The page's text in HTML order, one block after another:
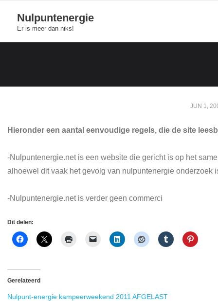
content
Nulpuntenergie
Er is meer dan niks!
JUN 1,
Hieronder een aantal eenvoudige regels, die de site
-Nulpuntenergie.net is een website die gericht is op het
alhoewel dit vaak het gevolg van nulpuntenergie onderzoek
-Nulpuntenergie.net is verder geen commerci
Dit delen:
Gerelateerd
Nulpunt-energie kampeerweekend 2011 AFGELAST